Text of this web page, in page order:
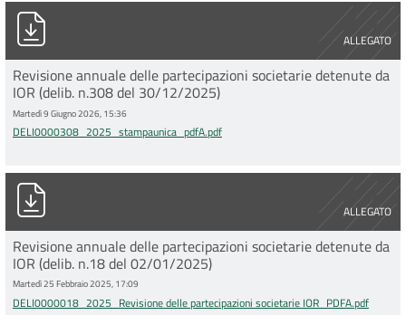
ALLEGATO
DELI0000308_2025_stampaunica_pdfA.pdf
Revisione annuale delle partecipazioni societarie detenute da
IOR (delib. n.308 del 30/12/2025)
Martedì 9 Giugno 2026, 15:36
DELI0000308_2025_stampaunica_pdfA.pdf
ALLEGATO
DELI0000018_2025_Revisione delle partecipazioni societarie
Revisione annuale delle partecipazioni societarie detenute da
IOR (delib. n.18 del 02/01/2025)
Martedì 25 Febbraio 2025, 17:09
DELI0000018_2025_Revisione delle partecipazioni societarie IOR_PDFA.pdf